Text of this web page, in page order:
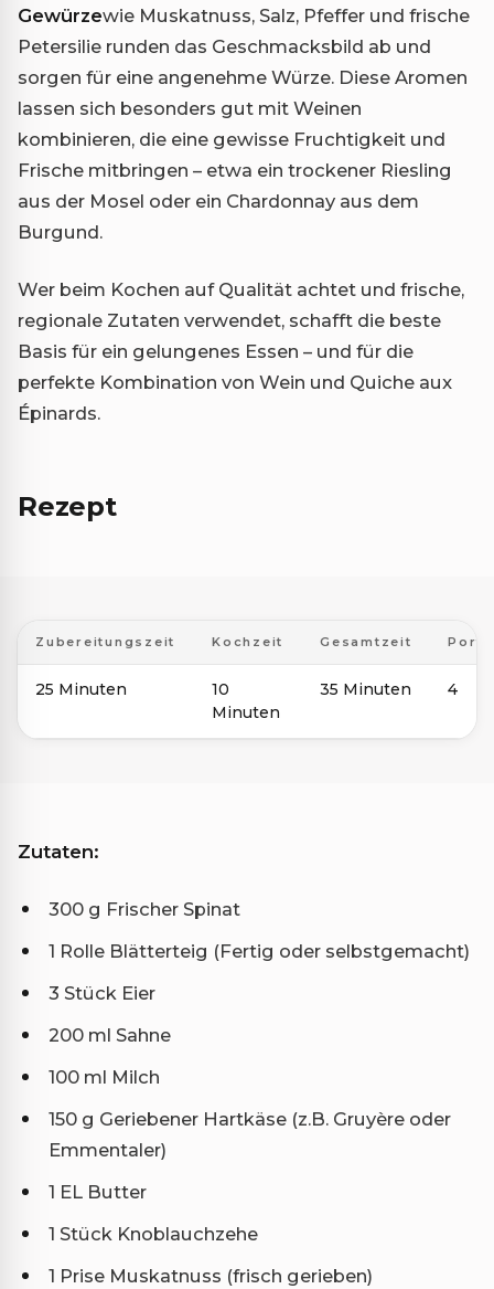
Gewürzewie Muskatnuss, Salz, Pfeffer und frische
Petersilie runden das Geschmacksbild ab und
sorgen für eine angenehme Würze. Diese Aromen
lassen sich besonders gut mit Weinen
kombinieren, die eine gewisse Fruchtigkeit und
Frische mitbringen – etwa ein trockener Riesling
aus der Mosel oder ein Chardonnay aus dem
Burgund.
Wer beim Kochen auf Qualität achtet und frische,
regionale Zutaten verwendet, schafft die beste
Basis für ein gelungenes Essen – und für die
perfekte Kombination von Wein und Quiche aux
Épinards.
Rezept
Zubereitungszeit Kochzeit Gesamtzeit
25 Minuten
10
Minuten
35 Minuten 4
Zutaten:
300 g Frischer Spinat
1 Rolle Blätterteig (Fertig oder selbstgemacht)
3 Stück Eier
200 ml Sahne
100 ml Milch
150 g Geriebener Hartkäse (z.B. Gruyère oder
Emmentaler)
1 EL Butter
1 Stück Knoblauchzehe
1 Prise Muskatnuss (frisch gerieben)